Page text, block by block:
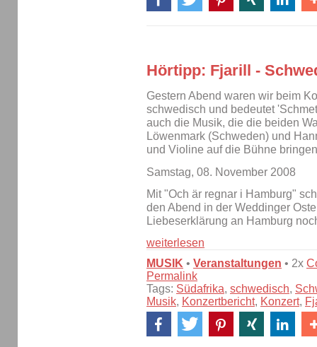
Hörtipp: Fjarill -
Gestern Abend waren wir beim
schwedisch und bedeutet
auch die Musik, die die beiden
Löwenmark (Schweden) und
und Violine auf die Bühne
Samstag, 08. November 2008
Mit "Och är regnar i Hamburg"
den Abend in der Weddinger
Liebeserklärung an Hamburg
weiterlesen
MUSIK • Veranstaltungen • 2x
Permalink
Tags: Südafrika, schwedisch,
Musik, Konzertbericht, Konzert,